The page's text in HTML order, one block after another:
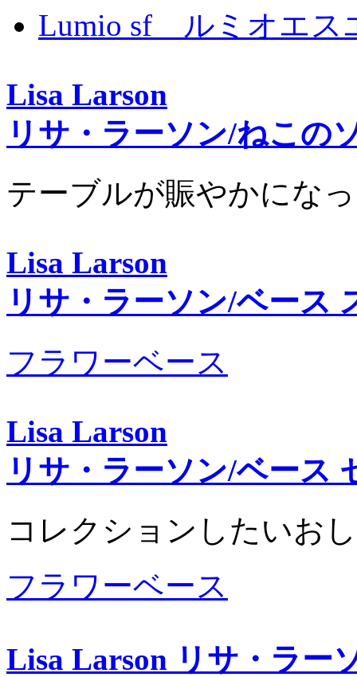
Lumio sf ルミオエス
Lisa Larson
リサ・ラーソン/ねこの
テーブルが賑やかにな
Lisa Larson
リサ・ラーソン/ベース
フラワーベース
Lisa Larson
リサ・ラーソン/ベース
コレクションしたいお
フラワーベース
Lisa Larson リサ・ラー